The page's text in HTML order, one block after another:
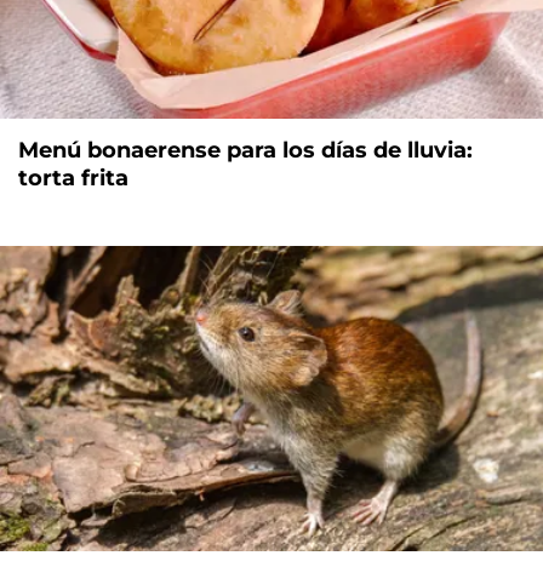
Menú bonaerense para los días de lluvia:
torta frita